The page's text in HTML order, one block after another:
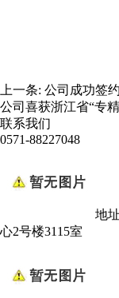
上一条: 公司成功签
公司喜获浙江省“专
联系我们
0571-88227048
地
心2号楼3115室